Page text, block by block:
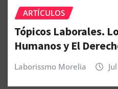
ARTÍCULOS
Tópicos Laborales.
Humanos y El
Laborissmo Morelia